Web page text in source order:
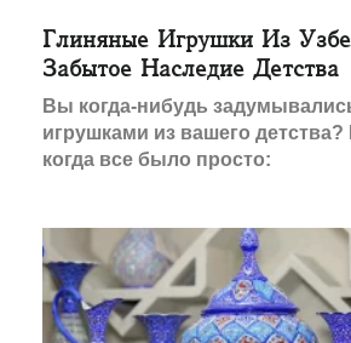
Глиняные Игрушки Из
Забытое Наследие Детства
Вы когда-нибудь
игрушками из вашего
когда все было просто: